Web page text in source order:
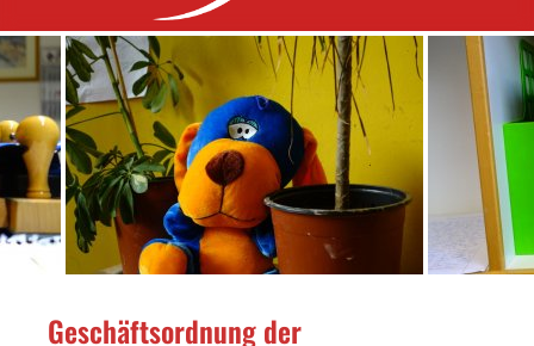
Geschäftsordnung der